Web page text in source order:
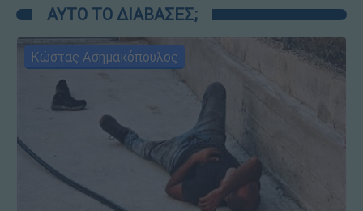
ΑΥΤΟ ΤΟ ΔΙΑΒΑΣΕΣ;
Κώστας Ασημακόπουλος